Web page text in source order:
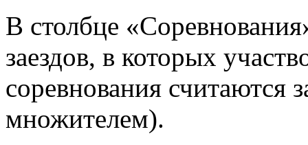
В столбце
заездов, в которых
соревнования считаются
множителем).